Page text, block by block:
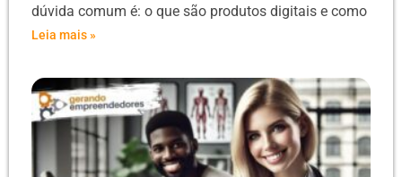
dúvida comum é: o que são produtos digitais e como
Leia mais »